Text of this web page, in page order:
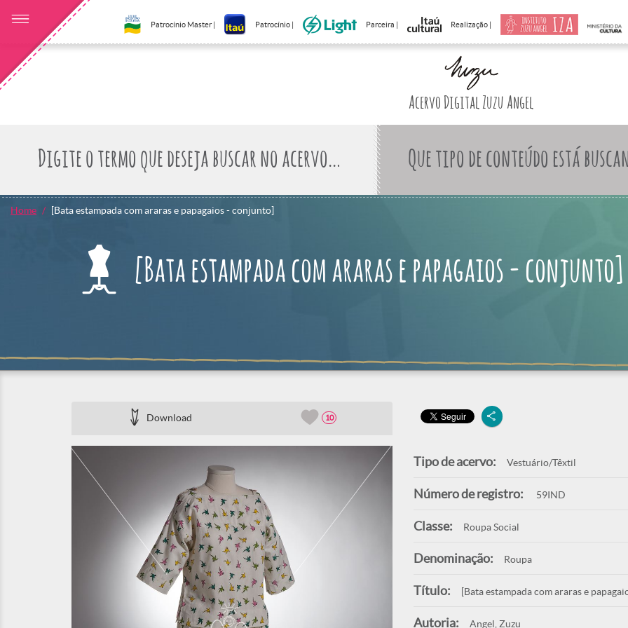
Patrocínio Master | Patrocínio | Parceira | Realização |
Acervo Digital Zuzu Angel
Que tipo de conteúdo está
Home [Bata estampada com araras e papagaios - conjunto]
[Bata estampada com araras e papagaios - conjunto]
Download 10
Tipo de acervo: Vestuário/Têxtil
Número de registro: 59IND
Classe: Roupa Social
Denominação: Roupa
Título: [Bata estampada com araras e
Autoria: Angel, Zuzu